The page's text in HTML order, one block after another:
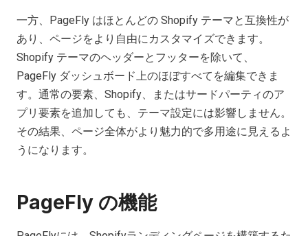
一方、PageFly はほとんどの Shopify テーマと互換性が
あり、ページをより自由にカスタマイズできます。
Shopify テーマのヘッダーとフッターを除いて、
PageFly ダッシュボード上のほぼすべてを編集できま
す。通常の要素、Shopify、またはサードパーティのア
プリ要素を追加しても、テーマ設定には影響しません。
その結果、ページ全体がより魅力的で多用途に見えるよ
うになります。
PageFly の機能